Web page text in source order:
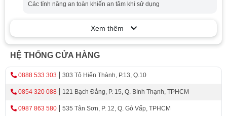
Hợp kim nhôm, kẽm, nhựa ABS.
Nguồn điện:6V (8pin AlkalineAA).
Nguồn điện khẩn cấp:Pin Alkaline 9V.
Độ dày cửa phù hợp:38 - 90mm.
Độ dày đố cửa:
120mm.
Kích thước mặt ngoài:
73.5 x 302.5 x 25.5 mm.
Bảo hành:12 tháng tại nhà.
Các tính năng an toàn khiến an tâm khi sử dụng
Xem thêm
HỆ THỐNG CỬA HÀNG
0888 533 303 303 Tô Hiến Thành, P.13, Q.10
0854 320 088 121 Bạch Đằng, P. 15, Q. Bình Thạnh, TPHCM
0987 863 580 535 Tân Sơn, P. 12, Q. Gò Vấp, TPHCM